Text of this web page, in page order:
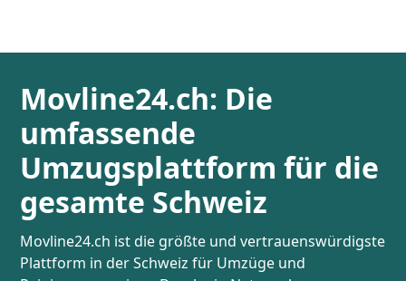
Movline24.ch: Die
umfassende
Umzugsplattform für die
gesamte Schweiz
Movline24.ch ist die größte und vertrauenswürdigste
Plattform in der Schweiz für Umzüge und